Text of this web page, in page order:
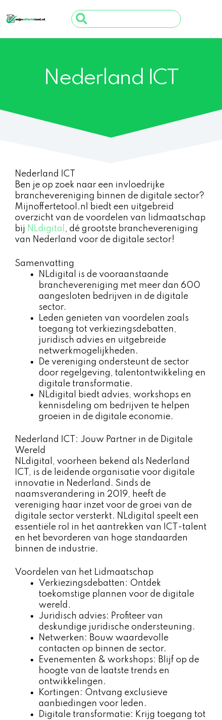
naar
de
inhoud
Search
...
Nederland ICT
Nederland ICT
Ben je op zoek naar een invloedrijke
branchevereniging binnen de digitale sector?
Mijnoffertetool.nl biedt een uitgebreid
overzicht van de voordelen van lidmaatschap
bij NLdigital , dé grootste branchevereniging
van Nederland voor de digitale sector!
Samenvatting
NLdigital is de vooraanstaande
branchevereniging met meer dan 600
aangesloten bedrijven in de digitale
sector.
Leden genieten van voordelen zoals
toegang tot verkiezingsdebatten,
juridisch advies en uitgebreide
netwerkmogelijkheden.
De vereniging ondersteunt de sector
door regelgeving, talentontwikkeling en
digitale transformatie.
NLdigital biedt advies, workshops en
kennisdeling om bedrijven te helpen
groeien in de digitale economie.
Nederland ICT: Jouw Partner in de Digitale
Wereld
NLdigital, voorheen bekend als Nederland
ICT, is de leidende organisatie voor digitale
innovatie in Nederland. Sinds de
naamsverandering in 2019, heeft de
vereniging haar inzet voor de groei van de
digitale sector versterkt. NLdigital speelt een
essentiële rol in het aantrekken van ICT-talent
en het bevorderen van hoge standaarden
binnen de industrie.
Voordelen van het Lidmaatschap
Verkiezingsdebatten: Ontdek
toekomstige plannen voor de digitale
wereld.
Juridisch advies: Profiteer van
deskundige juridische ondersteuning.
Netwerken: Bouw waardevolle
contacten op binnen de sector.
Evenementen & workshops: Blijf op de
hoogte van de laatste trends en
ontwikkelingen.
Kortingen: Ontvang exclusieve
aanbiedingen voor leden.
Digitale transformatie: Krijg toegang tot